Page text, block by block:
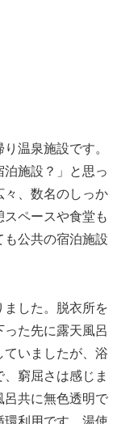
温泉施設です。
施設？」と思っ
々、数名のしっか
ペースや食堂も
公共の宿泊施設
した。脱衣所を
た先に露天風呂
ていましたが、浴
窮屈さは感じま
呂共に無色透明で
利用です。湯使